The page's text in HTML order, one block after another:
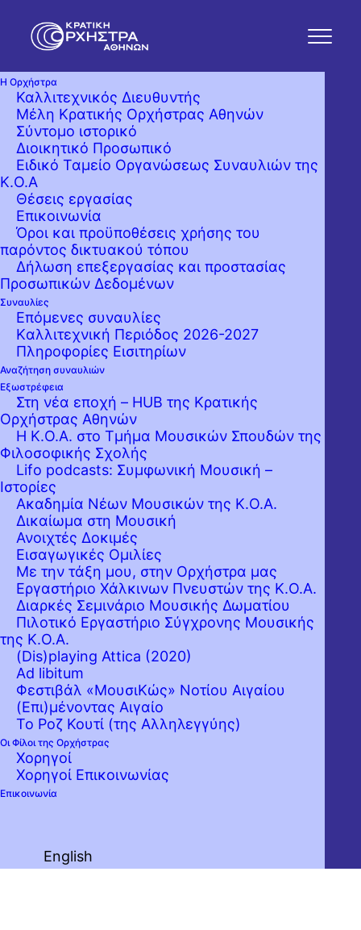
Η Ορχήστρα
Καλλιτεχνικός Διευθυντής
Μέλη Κρατικής Ορχήστρας Αθηνών
Σύντομο ιστορικό
Διοικητικό Προσωπικό
Ειδικό Ταμείο Οργανώσεως Συναυλιών της
Κ.Ο.Α
Θέσεις εργασίας
Επικοινωνία
Όροι και προϋποθέσεις χρήσης του
παρόντος δικτυακού τόπου
Δήλωση επεξεργασίας και προστασίας
Προσωπικών Δεδομένων
Συναυλίες
Επόμενες συναυλίες
Kαλλιτεχνική Περιόδος 2026-2027
Πληροφορίες Εισιτηρίων
Αναζήτηση συναυλιών
Εξωστρέφεια
Στη νέα εποχή – HUB της Κρατικής
Ορχήστρας Αθηνών
Η Κ.Ο.Α. στο Τμήμα Μουσικών Σπουδών της
Φιλοσοφικής Σχολής
Lifo podcasts: Συμφωνική Μουσική –
Ιστορίες
Ακαδημία Νέων Μουσικών της Κ.Ο.Α.
Δικαίωμα στη Μουσική
Ανοιχτές Δοκιμές
Εισαγωγικές Ομιλίες
Με την τάξη μου, στην Ορχήστρα μας
Εργαστήριo Χάλκινων Πνευστών της Κ.Ο.Α.
Διαρκές Σεμινάριο Μουσικής Δωματίου
Πιλοτικό Εργαστήριο Σύγχρονης Μουσικής
της Κ.Ο.Α.
(Dis)playing Attica (2020)
Ad libitum
Φεστιβάλ «ΜουσιΚώς» Νοτίου Αιγαίου
(Επι)μένοντας Αιγαίο
Το Ροζ Κουτί (της Αλληλεγγύης)
Οι Φίλοι της Ορχήστρας
Χορηγοί
Χορηγοί Επικοινωνίας
Επικοινωνία
English